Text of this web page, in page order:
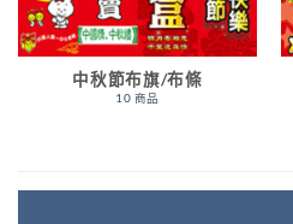
中秋節布旗/布條
10 商品